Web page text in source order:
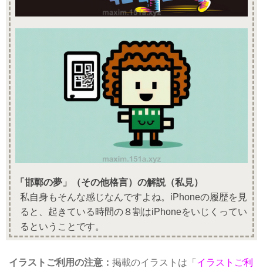
「邯鄲の夢」（その他格言）の解説（私見）
私自身もそんな感じなんですよね。iPhoneの履歴を見
ると、起きている時間の８割はiPhoneをいじくってい
るということです。
イラストご利用の注意： 掲載のイラストは「 イラストご利